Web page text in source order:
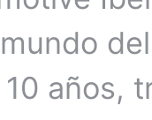
años,